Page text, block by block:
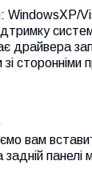
драйвера
зі
вам